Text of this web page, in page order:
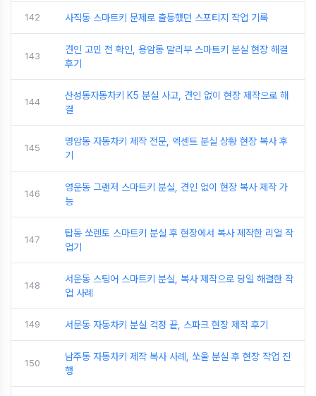
142 사직동 스마트키 문제로 출동했던 스포티지 작업 기록
143
견인 고민 전 확인, 용암동 말리부 스마트키 분실 현장 해결
후기
144
산성동자동차키 K5 분실 사고, 견인 없이 현장 제작으로 해
결
145
명암동 자동차키 제작 전문, 엑센트 분실 상황 현장 복사 후
기
146
영운동 그랜저 스마트키 분실, 견인 없이 현장 복사 제작 가
능
147
탑동 쏘렌토 스마트키 분실 후 현장에서 복사 제작한 리얼 작
업기
148
서운동 스팅어 스마트키 분실, 복사 제작으로 당일 해결한 작
업 사례
149 서문동 자동차키 분실 걱정 끝, 스파크 현장 제작 후기
150
남주동 자동차키 제작 복사 사례, 쏘울 분실 후 현장 작업 진
행